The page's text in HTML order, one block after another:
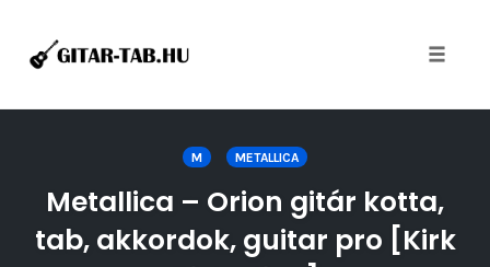
M METALLICA
Metallica – Orion gitár kotta,
tab, akkordok, guitar pro [Kirk